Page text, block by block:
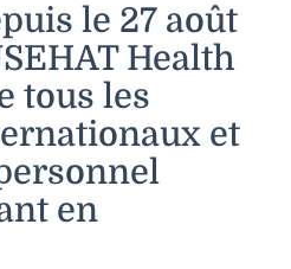
le 27 août
Health
tous les
et
en